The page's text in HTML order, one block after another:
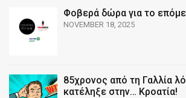
Φοβερά δώρα για το
NOVEMBER 18, 2025
85χρονος από τη Γαλλία
κατέληξε στην… Κροατία!